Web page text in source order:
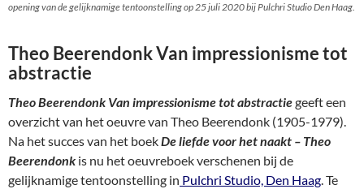
opening van de gelijknamige tentoonstelling op 25 juli 2020 bij Pulchri Studio Den Haag.
Theo Beerendonk Van impressionisme tot
abstractie
Theo Beerendonk Van impressionisme tot abstractiegeeft een
overzicht van het oeuvre van Theo Beerendonk (1905-1979).
Na het succes van het boekDe liefde voor het naakt – Theo
Beerendonk is nu het oeuvreboek verschenen bij de
gelijknamige tentoonstelling in Pulchri Studio, Den Haag. Te